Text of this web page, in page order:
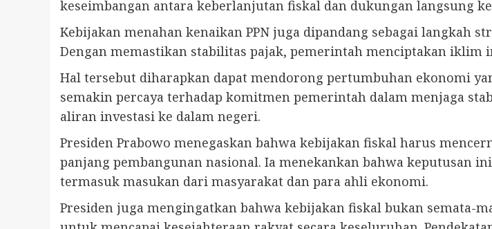
keseimbangan antara keberlanjutan fiskal dan dukungan langsung
Kebijakan menahan kenaikan PPN juga dipandang sebagai langkah
Dengan memastikan stabilitas pajak, pemerintah menciptakan iklim
Hal tersebut diharapkan dapat mendorong pertumbuhan ekonomi
semakin percaya terhadap komitmen pemerintah dalam menjaga
aliran investasi ke dalam negeri.
Presiden Prabowo menegaskan bahwa kebijakan fiskal harus
panjang pembangunan nasional. Ia menekankan bahwa keputusan
termasuk masukan dari masyarakat dan para ahli ekonomi.
Presiden juga mengingatkan bahwa kebijakan fiskal bukan semata-